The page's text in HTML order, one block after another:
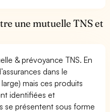
une mutuelle TNS et
& prévoyance TNS. En
dans le
mais ces produits
identifiées et
se présentent sous forme